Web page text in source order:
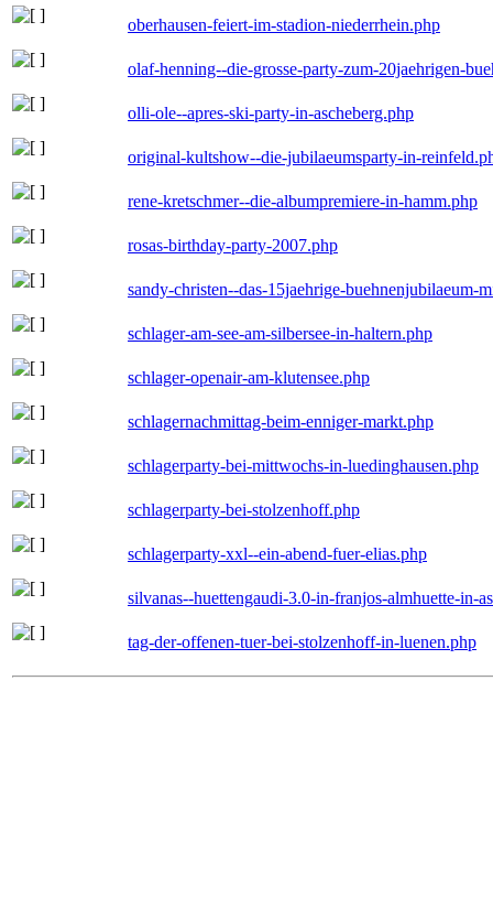
oberhausen-feiert-im-stadion-niederrhein.php
olaf-henning--die-grosse-party-zum-20jaehrigen-
olli-ole--apres-ski-party-in-ascheberg.php
original-kultshow--die-jubilaeumsparty-in-
rene-kretschmer--die-albumpremiere-in-hamm.php
rosas-birthday-party-2007.php
sandy-christen--das-15jaehrige-buehnenjubilaeum-
schlager-am-see-am-silbersee-in-haltern.php
schlager-openair-am-klutensee.php
schlagernachmittag-beim-enniger-markt.php
schlagerparty-bei-mittwochs-in-luedinghausen.php
schlagerparty-bei-stolzenhoff.php
schlagerparty-xxl--ein-abend-fuer-elias.php
silvanas--huettengaudi-3.0-in-franjos-almhuette-in-
tag-der-offenen-tuer-bei-stolzenhoff-in-luenen.php